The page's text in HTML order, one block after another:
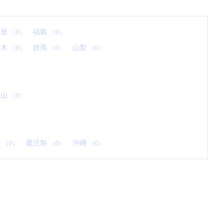
（0） 福島 （0）
（0） 群馬 （0） 山梨 （0）
（0）
（0） 鹿児島 （0） 沖縄 （0）